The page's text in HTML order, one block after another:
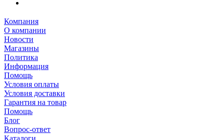
Компания
О компании
Новости
Магазины
Политика
Информация
Помощь
Условия оплаты
Условия доставки
Гарантия на товар
Помощь
Блог
Вопрос-ответ
Каталоги